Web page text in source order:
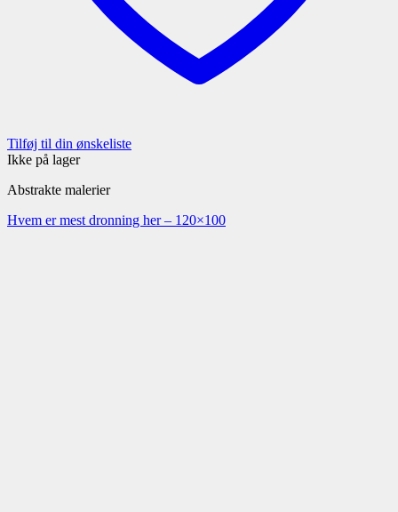
Tilføj til din ønskeliste
Ikke på lager
Abstrakte malerier
Hvem er mest dronning her – 120×100